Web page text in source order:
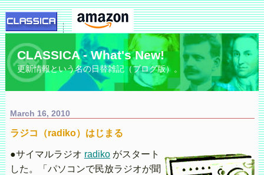
CLASSICA - What's New!
更新情報という名の日替雑記（ブログ版）。
March 16, 2010
ラジコ（radiko）はじまる
●サイマルラジオ radikoがスタート
した。「パソコンで民放ラジオが聞